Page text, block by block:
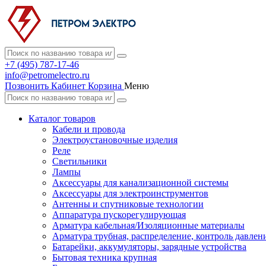
+7 (495) 787-17-46
info@petromelectro.ru
Позвонить Кабинет Корзина Меню
Каталог товаров
Кабели и провода
Электроустановочные изделия
Реле
Светильники
Лампы
Аксессуары для канализационной системы
Аксессуары для электроинструментов
Антенны и спутниковые технологии
Аппаратура пускорегулирующая
Арматура кабельная/Изоляционные материалы
Арматура трубная, распределение, контроль
Батарейки, аккумуляторы, зарядные устройства
Бытовая техника крупная